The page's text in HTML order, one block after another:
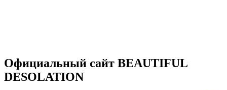
Официальный сайт BEAUTIFUL
DESOLATION